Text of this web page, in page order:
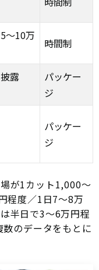
〜10万
時間制
露
パッケー
ジ
パッケー
ジ
が1カット1,000〜
程度／1日7〜8万
半日で3〜6万円程
のデータをもとに